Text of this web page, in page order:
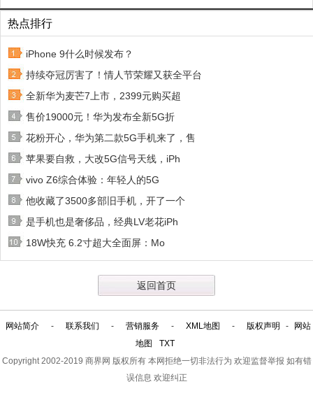
热点排行
iPhone 9什么时候发布？
持续夺冠厉害了！情人节荣耀又获全平台
全新华为麦芒7上市，2399元购买超
售价19000元！华为发布全新5G折
花粉开心，华为第二款5G手机来了，售
苹果要自救，大改5G信号天线，iPh
vivo Z6综合体验：年轻人的5G
他收藏了3500多部旧手机，开了一个
是手机也是奢侈品，经典LV老花iPh
18W快充 6.2寸超大全面屏：Mo
返回首页
网站简介 - 联系我们 - 营销服务 - XML地图 - 版权声明 -
网站
地图
TXT
Copyright 2002-2019 商界网 版权所有 本网拒绝一切非法行为 欢迎监督举报 如有错
误信息 欢迎纠正